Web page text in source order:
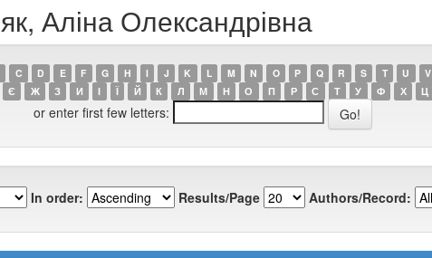
Аліна Олександрівна
C D E F G H I J K L M N O P Q R S T U V
Є Ж З И І Ї Й К Л М Н О П Р С Т У Ф Х Ц
or enter first few letters:
In order: Results/Page Authors/Record: